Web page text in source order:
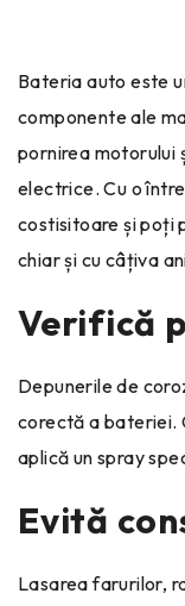
Bateria auto este
componente ale
pornirea motorului
electrice. Cu o
costisitoare și poți
chiar și cu câțiva
Verifică
Depunerile de
corectă a bateriei.
aplică un spray
Evită
Lasarea farurilor,